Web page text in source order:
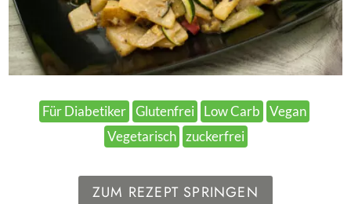
Für Diabetiker Glutenfrei Low Carb
Vegan
Vegetarisch zuckerfrei
ZUM REZEPT SPRINGEN